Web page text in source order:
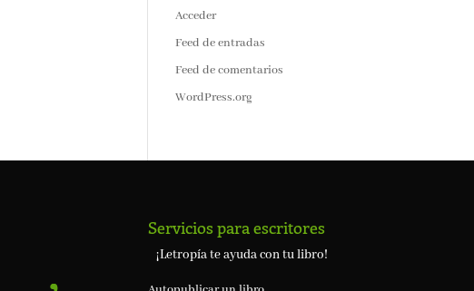
Acceder
Feed de entradas
Feed de comentarios
WordPress.org
Servicios para escritores
¡Letropía te ayuda con tu libro!